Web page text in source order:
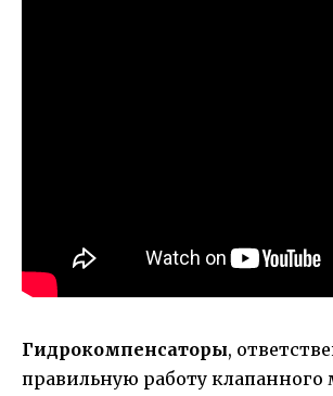
Гидрокомпенсаторы,
правильную работу клапанного